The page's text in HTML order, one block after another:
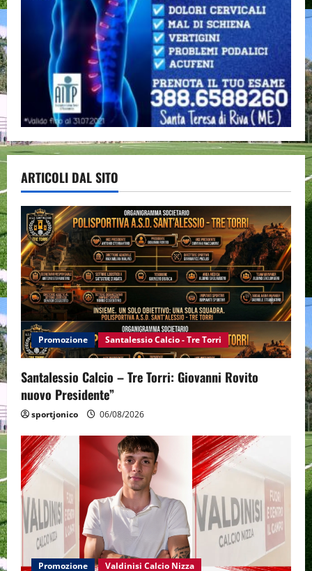
ARTICOLI DAL SITO
Promozione Santalessio Calcio - Tre Torri
Santalessio Calcio – Tre Torri: Giovanni Rovito
nuovo Presidente”
sportjonico 06/08/2026
Promozione Valdinisi Calcio Nizza